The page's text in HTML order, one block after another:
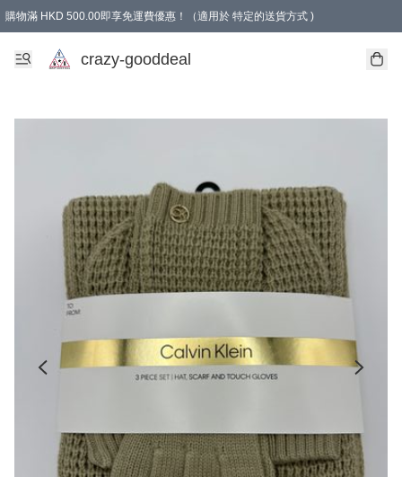
購物滿 HKD 500.00即享免運費優惠！（適用於 特定的送貨方式 )
成為會員可享免費禮品
crazy-gooddeal